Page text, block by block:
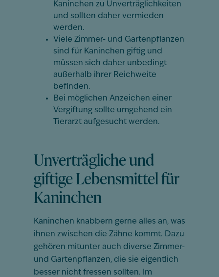
Kaninchen zu Unverträglichkeiten
und sollten daher vermieden
werden.
Viele Zimmer- und Gartenpflanzen
sind für Kaninchen giftig und
müssen sich daher unbedingt
außerhalb ihrer Reichweite
befinden.
Bei möglichen Anzeichen einer
Vergiftung sollte umgehend ein
Tierarzt aufgesucht werden.
Unverträgliche und
giftige Lebensmittel für
Kaninchen
Kaninchen knabbern gerne alles an, was
ihnen zwischen die Zähne kommt. Dazu
gehören mitunter auch diverse Zimmer-
und Gartenpflanzen, die sie eigentlich
besser nicht fressen sollten. Im